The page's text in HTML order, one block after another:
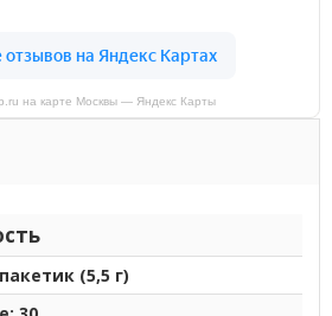
на карте Москвы — Яндекс Карты
(5,5 г)